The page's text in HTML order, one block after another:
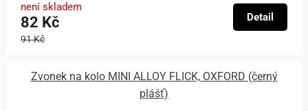
není skladem
82 Kč
91 Kč
Detail
Zvonek na kolo MINI ALLOY FLICK, OXFORD (černý
plášť)